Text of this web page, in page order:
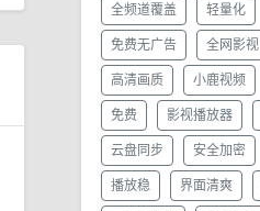
全频道覆盖 轻量化
免费无广告 全网影视
高清画质 小鹿视频
免费 影视播放器
云盘同步 安全加密
播放稳 界面清爽